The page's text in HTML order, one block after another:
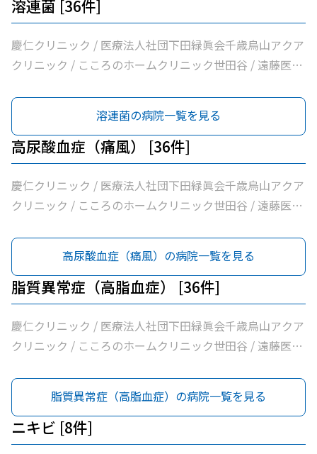
ダ消化器内科クリニック / 医療法人社団永研会ちとせクリ
ニック / 古谷医院 / 世田谷区医師会付属烏山診療所 / 交番
通り歯科 / 医療法人社団小島整形外科医院 / 杉浦クリニッ
清孝会田村クリニック / 香川内科クリニック / 大賀内科ク
リニック / 上祖師谷かたらいクリニック / 医療法人社団親
樹会恵泉クリニック / ちとせ台内科クリニック
溶連菌 [36件]
慶仁クリニック / 医療法人社団下田緑眞会千歳烏山アクア
クリニック / こころのホームクリニック世田谷 / 遠藤医院
千歳烏山駅前いたがき内科クリニック内科・消化器内科・
内視鏡内科・肛門内科 / 世田谷調布大友内科リウマチ科千
歳烏山院 / 烏山クリニック / 医療法人社団はなまる会烏山
はなクリニック / 医療法人社団下田緑眞会世田谷北部クリ
ニック / 医療法人社団親樹会恵泉第二クリニック / 烏山慶
友整形外科・内科総合クリニック / 医療法人社団広田内科
ク / ヒロクリニック / 南烏山クリニック / Ｋメディカルク
リニック / 医療法人社団リバイブ吉野クリニック / しまだ
クリニック / 千歳烏山駅前内科・糖尿病クリニック / ヨシ
ダ消化器内科クリニック / 医療法人社団永研会ちとせクリ
ニック / 古谷医院 / 世田谷区医師会付属烏山診療所 / 交番
通り歯科 / 医療法人社団小島整形外科医院 / 杉浦クリニッ
清孝会田村クリニック / 香川内科クリニック / 大賀内科ク
リニック / 上祖師谷かたらいクリニック / 医療法人社団親
樹会恵泉クリニック / ちとせ台内科クリニック
溶連菌の病院一覧を見る
高尿酸血症（痛風） [36件]
慶仁クリニック / 医療法人社団下田緑眞会千歳烏山アクア
クリニック / こころのホームクリニック世田谷 / 遠藤医院
千歳烏山駅前いたがき内科クリニック内科・消化器内科・
内視鏡内科・肛門内科 / 世田谷調布大友内科リウマチ科千
歳烏山院 / 烏山クリニック / 医療法人社団はなまる会烏山
はなクリニック / 医療法人社団下田緑眞会世田谷北部クリ
ニック / 医療法人社団親樹会恵泉第二クリニック / 烏山慶
友整形外科・内科総合クリニック / 医療法人社団広田内科
ク / ヒロクリニック / 南烏山クリニック / Ｋメディカルク
リニック / 医療法人社団リバイブ吉野クリニック / しまだ
クリニック / 千歳烏山駅前内科・糖尿病クリニック / ヨシ
ダ消化器内科クリニック / 医療法人社団永研会ちとせクリ
高尿酸血症（痛風）の病院一覧を見る
脂質異常症（高脂血症） [36件]
慶仁クリニック / 医療法人社団下田緑眞会千歳烏山アクア
クリニック / こころのホームクリニック世田谷 / 遠藤医院
千歳烏山駅前いたがき内科クリニック内科・消化器内科・
内視鏡内科・肛門内科 / 世田谷調布大友内科リウマチ科千
歳烏山院 / 烏山クリニック / 医療法人社団はなまる会烏山
はなクリニック / 医療法人社団下田緑眞会世田谷北部クリ
脂質異常症（高脂血症）の病院一覧を見る
ニキビ [8件]